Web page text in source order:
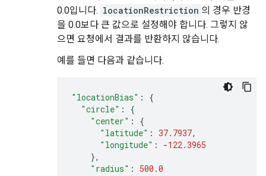
0.0입니다. locationRestriction 의 경우 반경
을 0.0보다 큰 값으로 설정해야 합니다. 그렇지 않
으면 요청에서 결과를 반환하지 않습니다.
예를 들면 다음과 같습니다.
"locationBias" :
{
"circle" :
{
"center" :
{
"latitude" : 37.7937,
"longitude" : -122.3965
},
"radius" :
500.0